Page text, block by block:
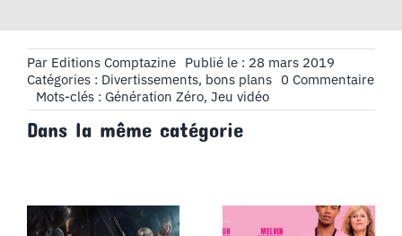
Par Editions Comptazine Publié le : 28 mars 2019
Catégories : Divertissements, bons plans 0 Commentaireon
Mots-clés : Génération Zéro, Jeu vidéo
Dans la même catégorie